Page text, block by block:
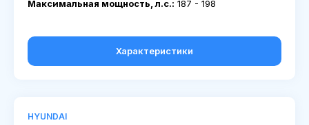
Максимальная мощность, л.с.: 187 - 198
Характеристики
HYUNDAI